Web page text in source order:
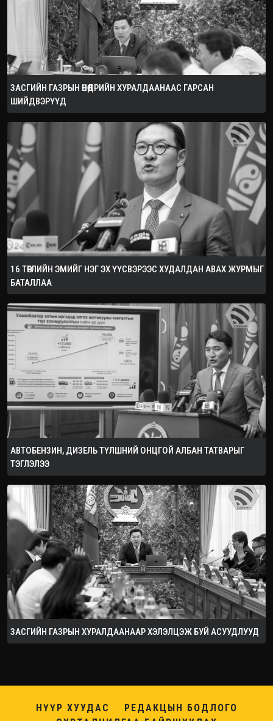
ЗАСГИЙН ГАЗРЫН ӨНӨӨДРИЙН ХУРАЛДААНААС ГАРСАН
ШИЙДВЭРҮҮД
16 ТӨРЛИЙН ЭМИЙГ НЭГ ЭХ ҮҮСВЭРЭЭС ХУДАЛДАН АВАХ ЖУРМЫГ
БАТАЛЛАА
АВТОБЕНЗИН, ДИЗЕЛЬ ТҮЛШНИЙ ОНЦГОЙ АЛБАН ТАТВАРЫГ
ТЭГЛЭЛЭЭ
ЗАСГИЙН ГАЗРЫН ХУРАЛДААНААР ХЭЛЭЛЦЭЖ БУЙ АСУУДЛУУД
НҮҮР ХУУДАС
РЕДАКЦЫН БОДЛОГО